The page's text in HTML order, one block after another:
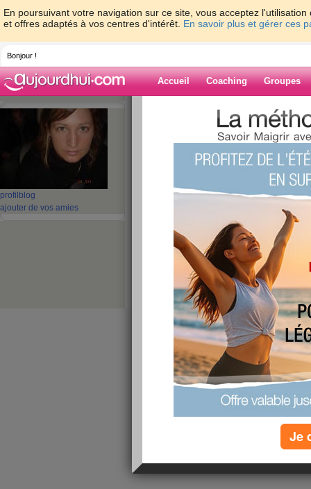
En poursuivant votre navigation sur ce site, vous acceptez
et offres adaptés à vos centres d'intérêt. En savoir plus et gérer ces
Bonjour !
Accueil Coaching Groupes
profil blog
ajouter de vos amies
> > 3 eme
Blog de
3 eme jour
peser du matin 64,3 bon 1 kg en 2 jours sa
oh quel horreur aujourd hui ya du celeri a
coeur beurrrrrrkkkkkkkk
fo bien faire des sacrifice et pour l instant sa
bon il faudrait que je me motive pour le sport
mon doudou ma reveiller cette nuit il a dormit
Je